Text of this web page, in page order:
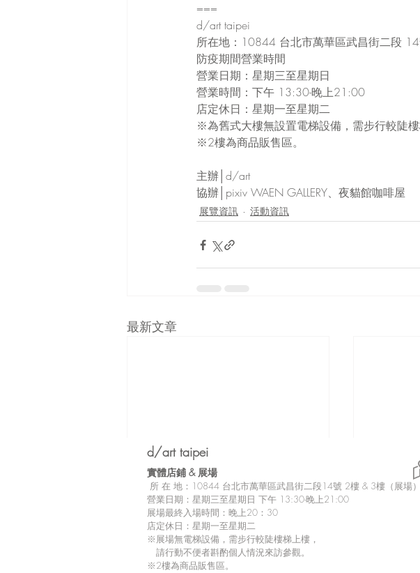
===
d/art taipei
所在地：10844 台北市萬華區武昌街二段 14
防疫期間營業時間
營業日期：星期三至星期日
營業時間：下午 13:30-晚上21:00
店定休日：星期一至星期二
※為舊式大樓無設置電梯設備，需步行較陡
※2樓為商品販售區。
主辦│d/art
協辦│pixiv WAEN GALLERY、夜貓館咖啡屋
展覽資訊 活動資訊
最新文章
d/art taipei
實體店鋪 & 展場
所 在 地：10844 台北市萬華區武昌街二段14號 2樓 & 3樓（展場）
營業日期：星期三至星期日 下午 13:30-晚上21:00
展場最終入場時間：晚上20：30
店定休日：星期一至星期二
※展場無電梯設備，需步行較陡樓梯上樓，
請行動不便者斟酌個人情況來訪參觀。
※2樓為商品販售區。